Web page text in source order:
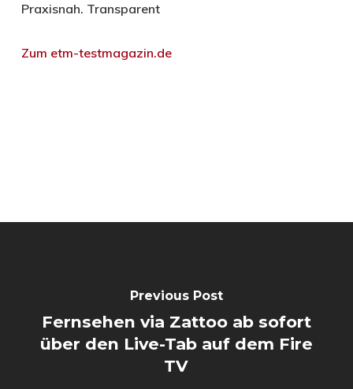
Praxisnah. Transparent
Zum etm-testmagazin.de
Previous Post
Fernsehen via Zattoo ab sofort
über den Live-Tab auf dem Fire
TV